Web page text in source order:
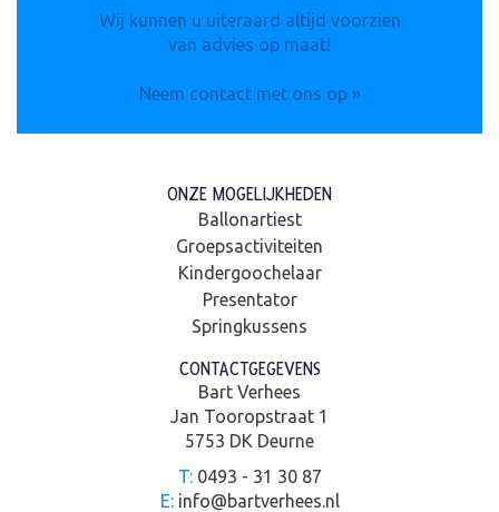
Wij kunnen u uiteraard altijd voorzien
van advies op maat!
Neem contact met ons op »
ONZE MOGELIJKHEDEN
Ballonartiest
Groepsactiviteiten
Kindergoochelaar
Presentator
Springkussens
CONTACTGEGEVENS
Bart Verhees
Jan Tooropstraat 1
5753 DK Deurne
T:0493 - 31 30 87
E: info@bartverhees.nl